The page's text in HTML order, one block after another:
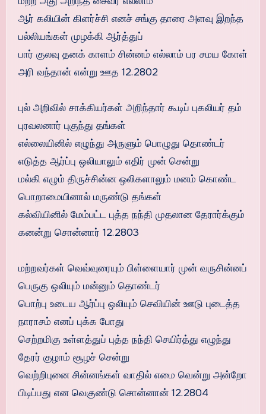
ஆர் கலியின் கிளர்ச்சி எனச் சங்கு தாரை அளவு இறந்த
பல்லியங்கள் முழக்கி ஆர்த்துப்
பார் குலவு தனக் காளம் சின்னம் எல்லாம் பர சமய கோள்
அரி வந்தான் என்று ஊத 12.2802
புல் அறிவில் சாக்கியர்கள் அறிந்தார் கூடிப் புகலியர் தம்
புரவலனார் புகுந்து தங்கள்
எல்லையினில் எழுந்து அருளும் பொழுது தொண்டர்
எடுத்த ஆர்ப்பு ஒலியாலும் எதிர் முன் சென்று
மல்கி எழும் திருச்சின்ன ஒலிகளாலும் மனம் கொண்ட
பொறாமையினால் மருண்டு தங்கள்
கல்வியினில் மேம்பட்ட புத்த நந்தி முதலான தேரார்க்கும்
கனன்று சொன்னார் 12.2803
மற்றவர்கள் வெவ்வுரையும் பிள்ளையார் முன் வருசின்னப்
பெருகு ஒலியும் மன்னும் தொண்டர்
பொற்பு உடைய ஆர்ப்பு ஒலியும் செவியின் ஊடு புடைத்த
நாராசம் எனப் புக்க போது
செற்றமிகு உள்ளத்துப் புத்த நந்தி செயிர்த்து எழுந்து
தேரர் குழாம் சூழச் சென்று
வெற்றிபுனை சின்னங்கள் வாதில் எமை வென்று அன்றோ
பிடிப்பது என வெகுண்டு சொன்னான் 12.2804